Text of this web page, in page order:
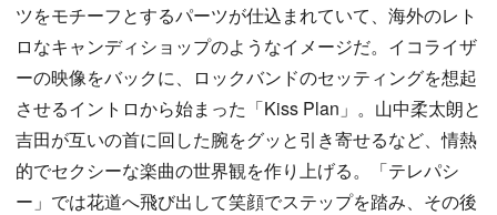
ツをモチーフとするパーツが仕込まれていて、海外のレト
ロなキャンディショップのようなイメージだ。イコライザ
ーの映像をバックに、ロックバンドのセッティングを想起
させるイントロから始まった「Kiss Plan」。山中柔太朗と
吉田が互いの首に回した腕をグッと引き寄せるなど、情熱
的でセクシーな楽曲の世界観を作り上げる。「テレパシ
ー」では花道へ飛び出して笑顔でステップを踏み、その後